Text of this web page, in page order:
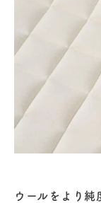
ウールをより